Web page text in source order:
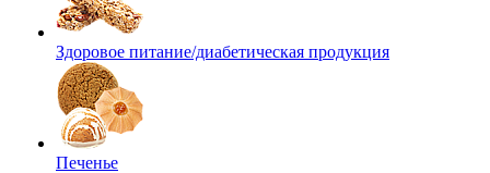
Здоровое питание/диабетическая продукция
Печенье